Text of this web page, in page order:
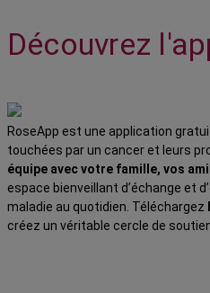
Découvrez
RoseApp est une application
touchées par un cancer et leurs
équipe avec votre famille, vos
espace bienveillant d’échange et
maladie au quotidien. Téléchargez
créez un véritable cercle de